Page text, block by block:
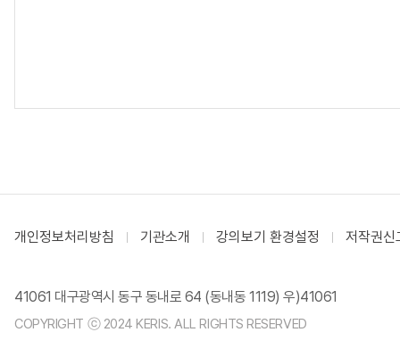
개인정보처리방침 기관소개 강의보기 환경설정 저작권신
41061 대구광역시 동구 동내로 64 (동내동 1119) 우)41061
COPYRIGHT ⓒ 2024 KERIS. ALL RIGHTS RESERVED